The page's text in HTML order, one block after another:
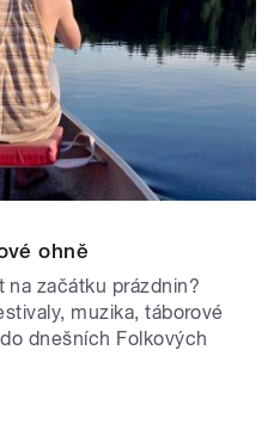
ohně
na začátku prázdnin?
muzika, táborové
dnešních Folkových